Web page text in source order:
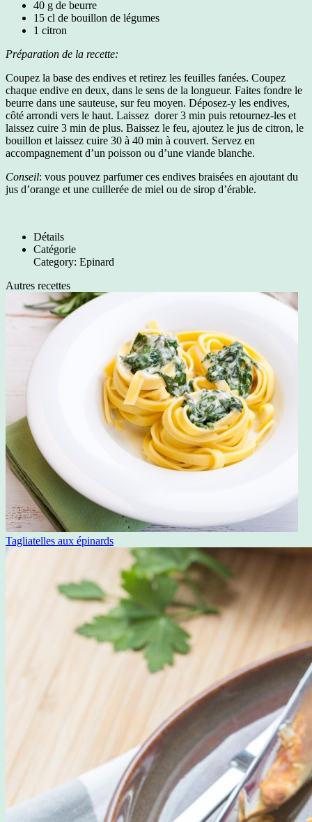
40 g de beurre
15 cl de bouillon de légumes
1 citron
Préparation de la recette:
Coupez la base des endives et retirez les feuilles fanées. Coupez
chaque endive en deux, dans le sens de la longueur. Faites fondre le
beurre dans une sauteuse, sur feu moyen. Déposez-y les endives,
côté arrondi vers le haut. Laissez dorer 3 min puis retournez-les et
laissez cuire 3 min de plus. Baissez le feu, ajoutez le jus de citron, le
bouillon et laissez cuire 30 à 40 min à couvert. Servez en
accompagnement d’un poisson ou d’une viande blanche.
Conseil: vous pouvez parfumer ces endives braisées en ajoutant du
jus d’orange et une cuillerée de miel ou de sirop d’érable.
Détails
Catégorie
Category: Epinard
Autres recettes
Tagliatelles aux épinards